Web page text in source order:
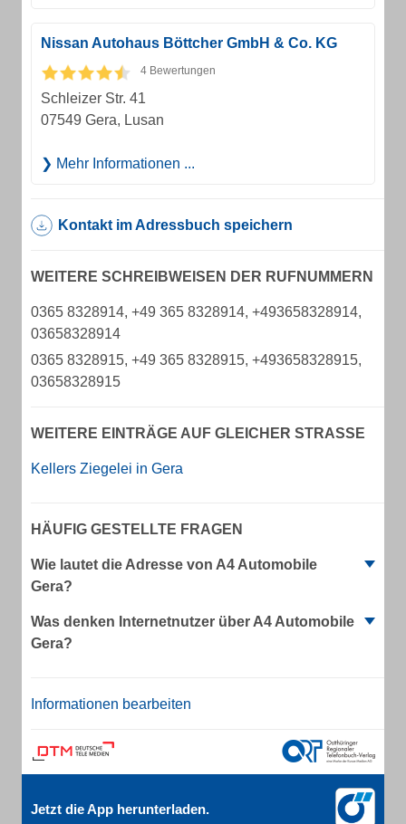
Nissan Autohaus Böttcher GmbH & Co. KG
4 Bewertungen
Schleizer Str. 41
07549 Gera, Lusan
Mehr Informationen ...
Kontakt im Adressbuch speichern
WEITERE SCHREIBWEISEN DER RUFNUMMERN
0365 8328914, +49 365 8328914, +493658328914,
03658328914
0365 8328915, +49 365 8328915, +493658328915,
03658328915
WEITERE EINTRÄGE AUF GLEICHER STRASSE
Kellers Ziegelei in Gera
HÄUFIG GESTELLTE FRAGEN
Wie lautet die Adresse von A4 Automobile
Gera?
Was denken Internetnutzer über A4 Automobile
Gera?
Informationen bearbeiten
Jetzt die App herunterladen.